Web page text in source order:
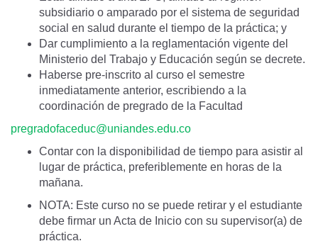
subsidiario o amparado por el sistema de seguridad
social en salud durante el tiempo de la práctica; y
Dar cumplimiento a la reglamentación vigente del
Ministerio del Trabajo y Educación según se decrete.
Haberse pre-inscrito al curso el semestre
inmediatamente anterior, escribiendo a la
coordinación de pregrado de la Facultad
pregradofaceduc@uniandes.edu.co
Contar con la disponibilidad de tiempo para asistir al
lugar de práctica, preferiblemente en horas de la
mañana.
NOTA: Este curso no se puede retirar y el estudiante
debe firmar un Acta de Inicio con su supervisor(a) de
práctica.